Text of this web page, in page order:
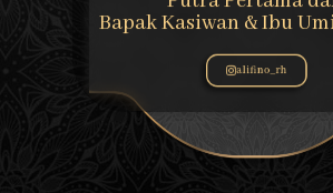
Bapak Kasiwan & Ibu
alifino_rh